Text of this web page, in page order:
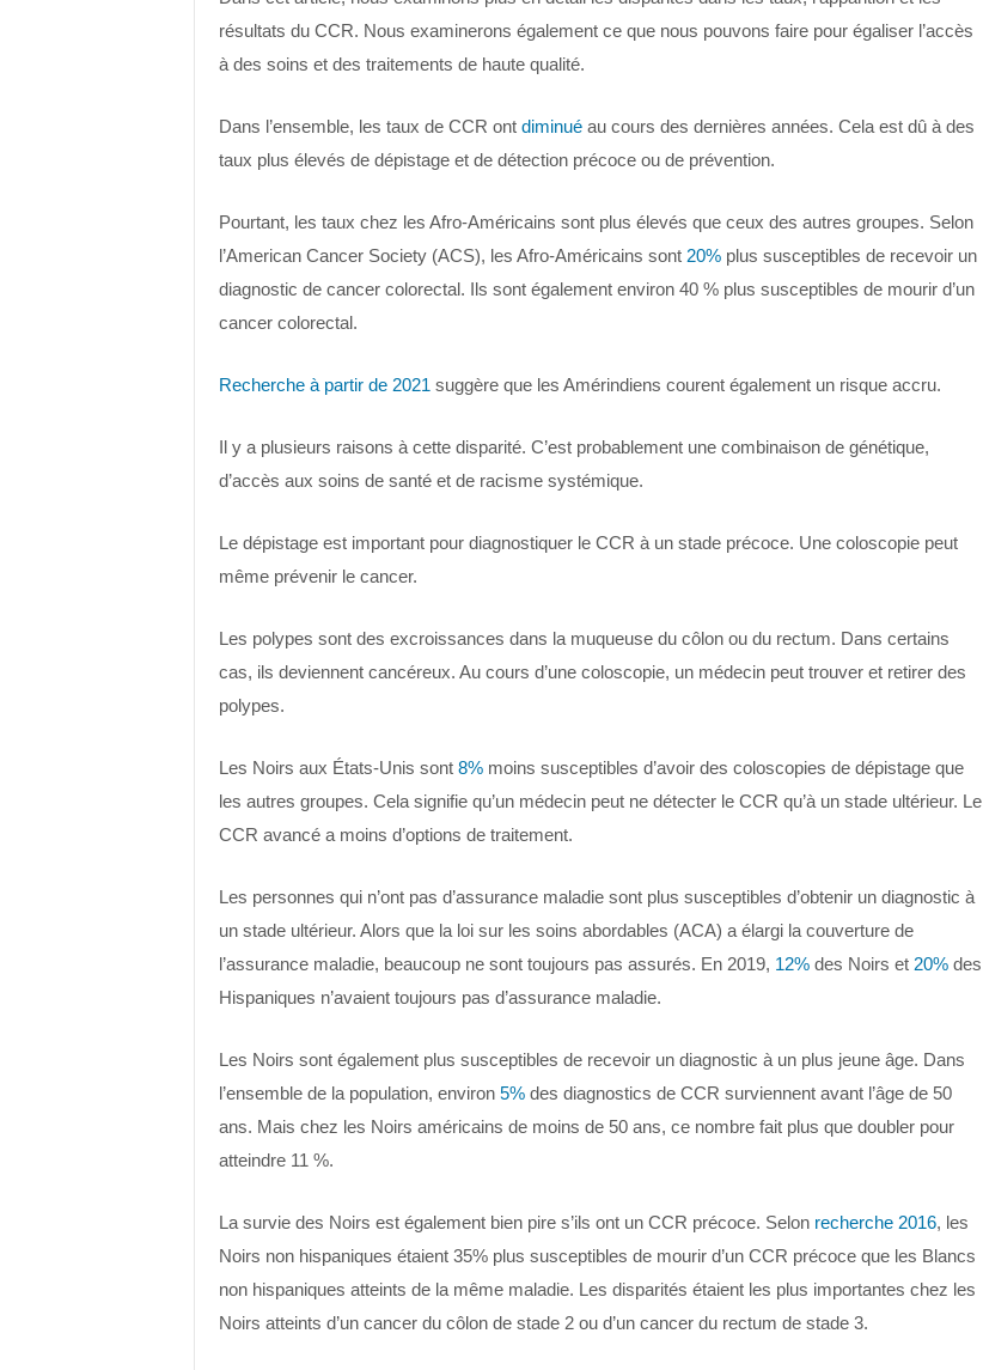
résultats du CCR. Nous examinerons également ce que nous pouvons faire pour égaliser l’accès
à des soins et des traitements de haute qualité.
Dans l’ensemble, les taux de CCR ont diminuéau cours des dernières années. Cela est dû à des
taux plus élevés de dépistage et de détection précoce ou de prévention.
Pourtant, les taux chez les Afro-Américains sont plus élevés que ceux des autres groupes. Selon
l’American Cancer Society (ACS), les Afro-Américains sont 20%plus susceptibles de recevoir un
diagnostic de cancer colorectal. Ils sont également environ 40 % plus susceptibles de mourir d’un
cancer colorectal.
Recherche à partir de 2021 suggère que les Amérindiens courent également un risque accru.
Il y a plusieurs raisons à cette disparité. C’est probablement une combinaison de génétique,
d’accès aux soins de santé et de racisme systémique.
Le dépistage est important pour diagnostiquer le CCR à un stade précoce. Une coloscopie peut
même prévenir le cancer.
Les polypes sont des excroissances dans la muqueuse du côlon ou du rectum. Dans certains
cas, ils deviennent cancéreux. Au cours d’une coloscopie, un médecin peut trouver et retirer des
polypes.
Les Noirs aux États-Unis sont 8%moins susceptibles d’avoir des coloscopies de dépistage que
les autres groupes. Cela signifie qu’un médecin peut ne détecter le CCR qu’à un stade ultérieur. Le
CCR avancé a moins d’options de traitement.
Les personnes qui n’ont pas d’assurance maladie sont plus susceptibles d’obtenir un diagnostic à
un stade ultérieur. Alors que la loi sur les soins abordables (ACA) a élargi la couverture de
l’assurance maladie, beaucoup ne sont toujours pas assurés. En 2019, 12%des Noirs et 20%des
Hispaniques n’avaient toujours pas d’assurance maladie.
Les Noirs sont également plus susceptibles de recevoir un diagnostic à un plus jeune âge. Dans
l’ensemble de la population, environ 5%des diagnostics de CCR surviennent avant l’âge de 50
ans. Mais chez les Noirs américains de moins de 50 ans, ce nombre fait plus que doubler pour
atteindre 11 %.
La survie des Noirs est également bien pire s’ils ont un CCR précoce. Selon recherche 2016, les
Noirs non hispaniques étaient 35% plus susceptibles de mourir d’un CCR précoce que les Blancs
non hispaniques atteints de la même maladie. Les disparités étaient les plus importantes chez les
Noirs atteints d’un cancer du côlon de stade 2 ou d’un cancer du rectum de stade 3.